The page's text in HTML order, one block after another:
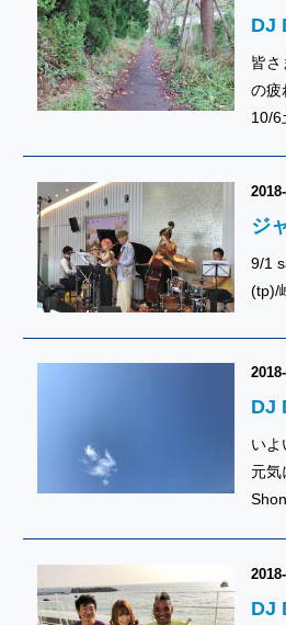
DJ
皆さ
の疲
10/6
ジ
9/1
(tp)/
DJ
いよ
元気
DJ